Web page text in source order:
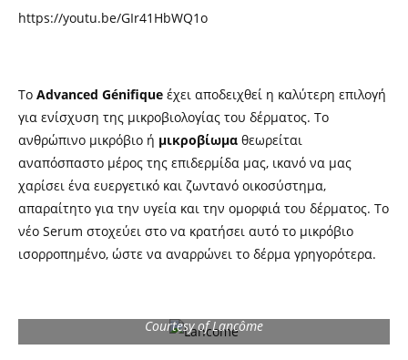
https://youtu.be/GIr41HbWQ1o
Το Advanced Génifique έχει αποδειχθεί η καλύτερη επιλογή
για ενίσχυση της μικροβιολογίας του δέρματος. Το
ανθρώπινο μικρόβιο ή μικροβίωμα θεωρείται
αναπόσπαστο μέρος της επιδερμίδα μας, ικανό να μας
χαρίσει ένα ευεργετικό και ζωντανό οικοσύστημα,
απαραίτητο για την υγεία και την ομορφιά του δέρματος. Το
νέο Serum στοχεύει στο να κρατήσει αυτό το μικρόβιο
ισορροπημένο, ώστε να αναρρώνει το δέρμα γρηγορότερα.
Courtesy of Lancôme